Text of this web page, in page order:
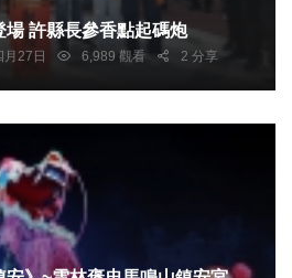
許縣長參香點起碼炮
27日 6,989 觀看 2 分享